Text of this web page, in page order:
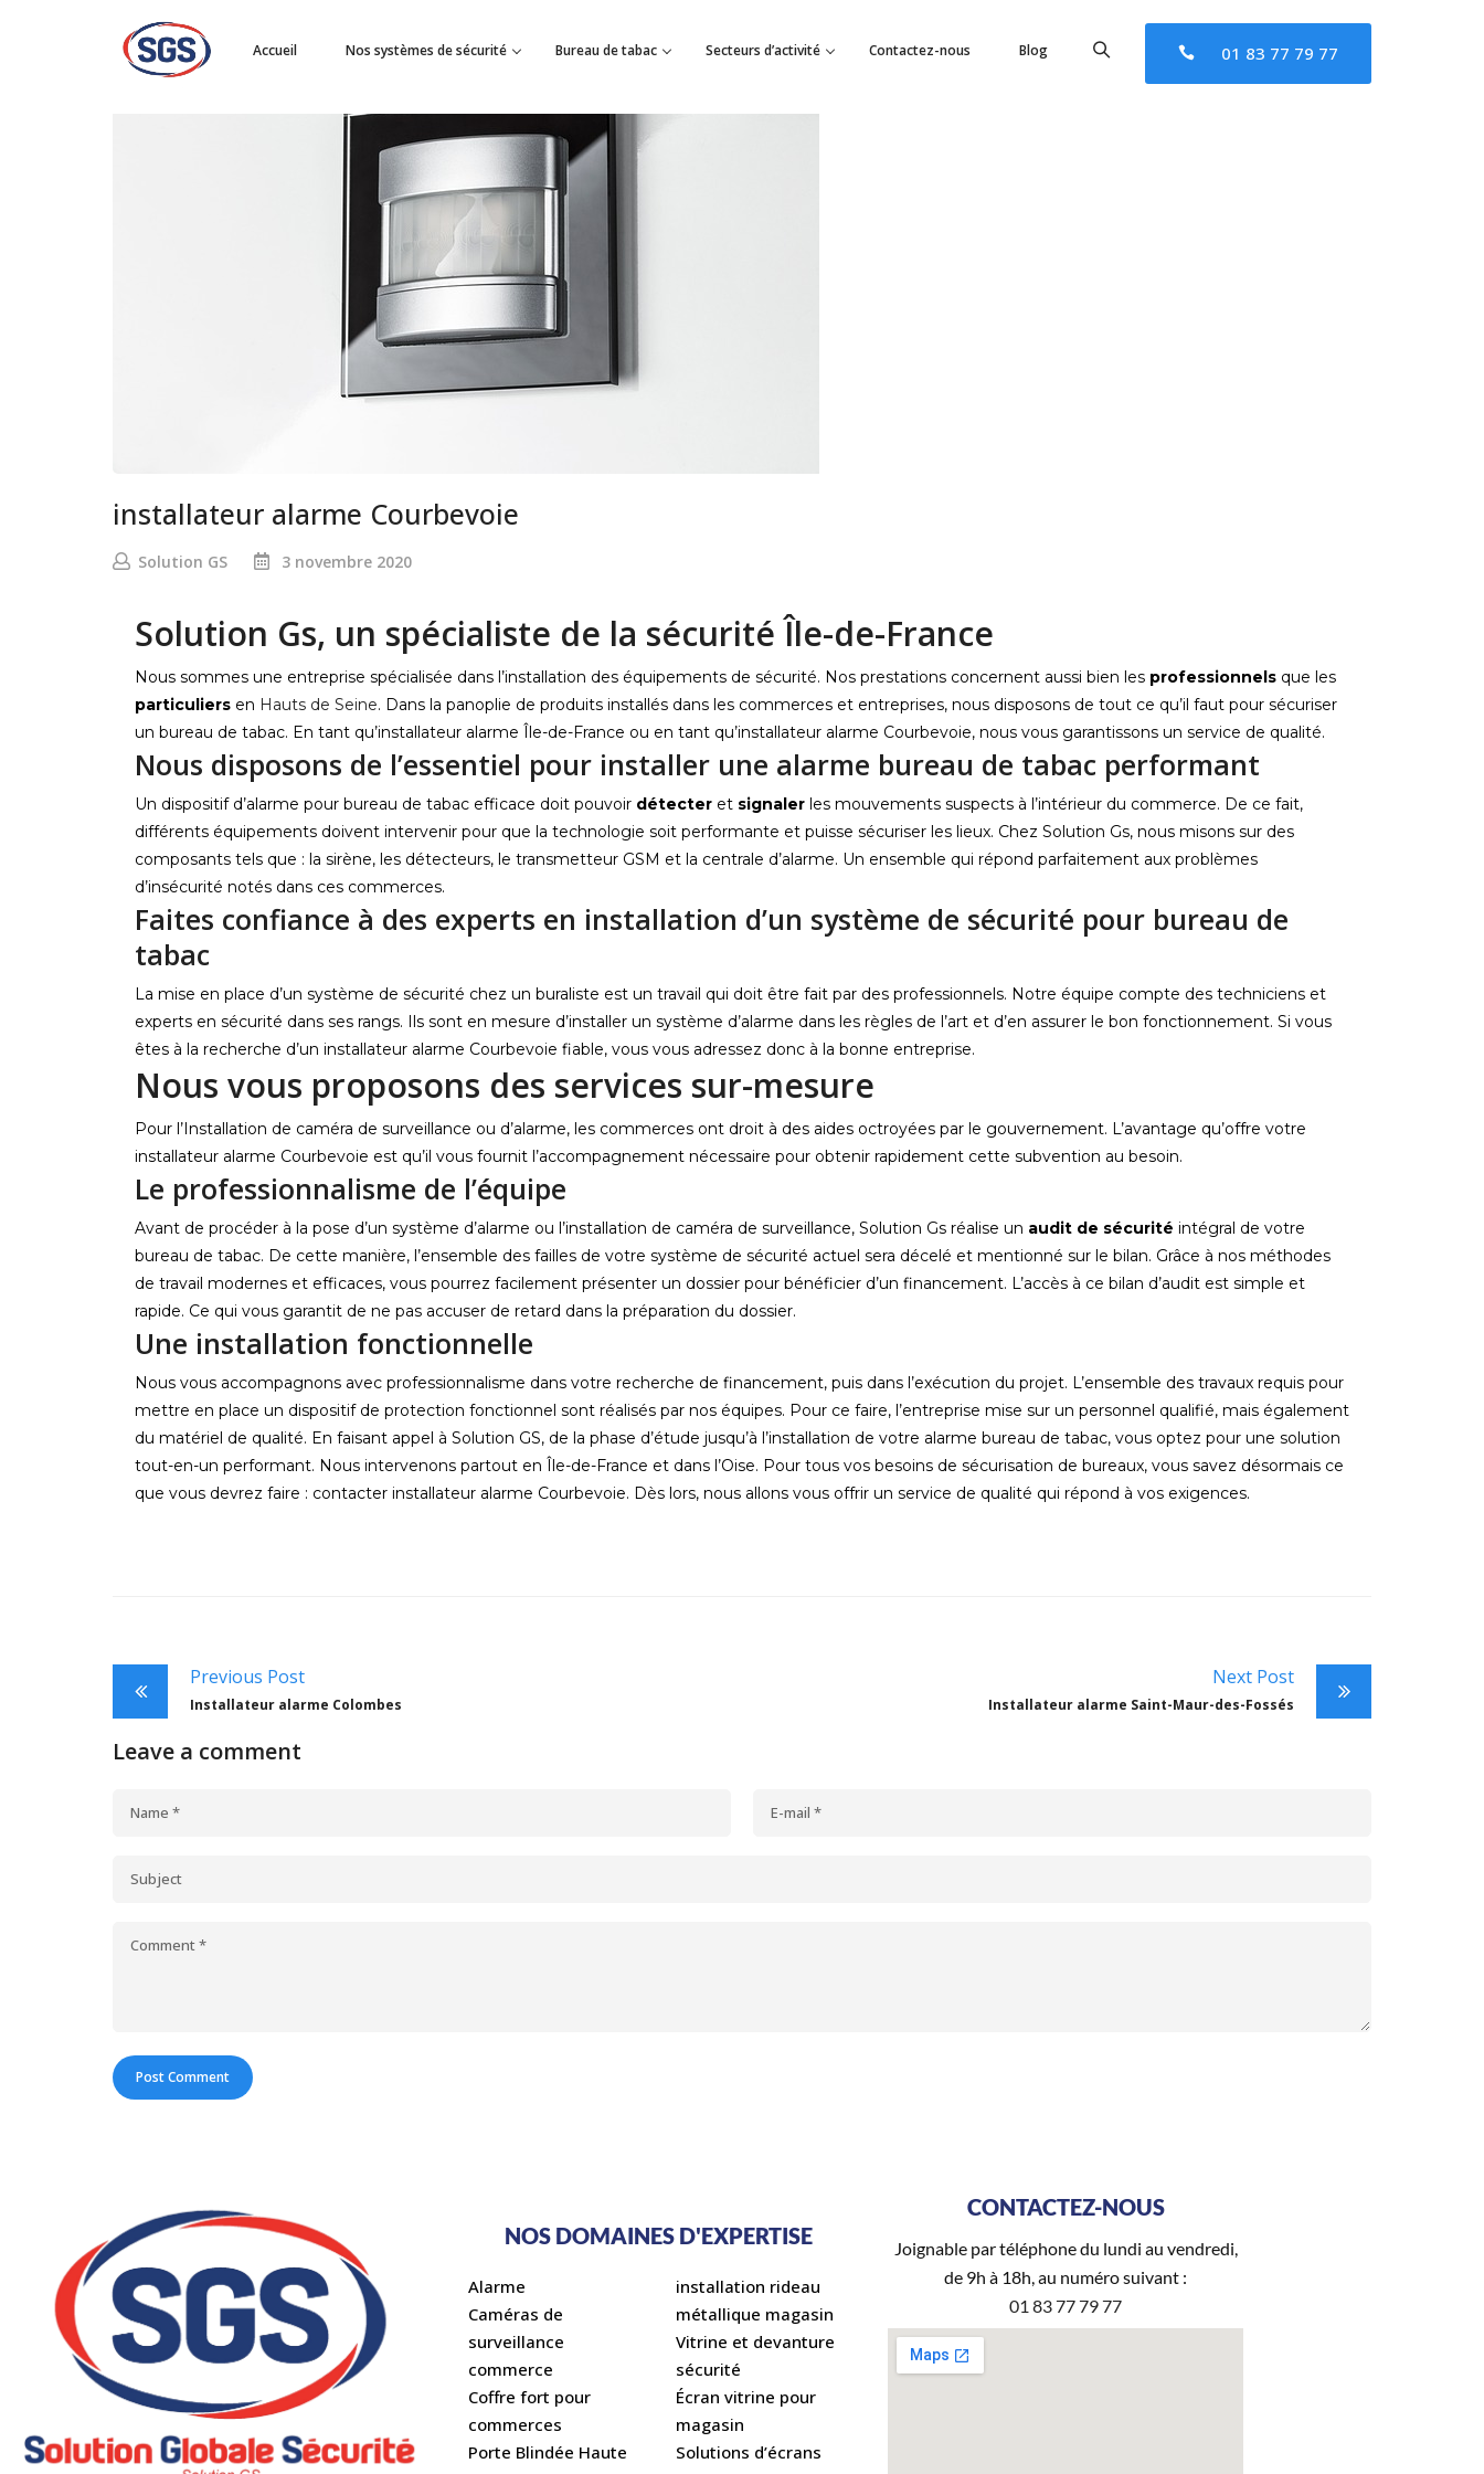
01 83 77 79 77
Accueil Nos systèmes de sécurité Bureau de tabac Secteurs d’activité Contactez-nous Blog
installateur alarme Courbevoie
Solution GS 3 novembre 2020
Solution Gs, un spécialiste de la sécurité Île-de-France
Nous sommes une entreprise spécialisée dans l’installation des équipements de sécurité. Nos prestations concernent aussi bien les professionnels que les
particuliers en Hauts de Seine. Dans la panoplie de produits installés dans les commerces et entreprises, nous disposons de tout ce qu’il faut pour sécuriser
un bureau de tabac. En tant qu’installateur alarme Île-de-France ou en tant qu’installateur alarme Courbevoie, nous vous garantissons un service de qualité.
Nous disposons de l’essentiel pour installer une alarme bureau de tabac performant
Un dispositif d’alarme pour bureau de tabac efficace doit pouvoir détecter et signaler les mouvements suspects à l’intérieur du commerce. De ce fait,
différents équipements doivent intervenir pour que la technologie soit performante et puisse sécuriser les lieux. Chez Solution Gs, nous misons sur des
composants tels que : la sirène, les détecteurs, le transmetteur GSM et la centrale d’alarme. Un ensemble qui répond parfaitement aux problèmes
d’insécurité notés dans ces commerces.
Faites confiance à des experts en installation d’un système de sécurité pour bureau de
tabac
La mise en place d’un système de sécurité chez un buraliste est un travail qui doit être fait par des professionnels. Notre équipe compte des techniciens et
experts en sécurité dans ses rangs. Ils sont en mesure d’installer un système d’alarme dans les règles de l’art et d’en assurer le bon fonctionnement. Si vous
êtes à la recherche d’un installateur alarme Courbevoie fiable, vous vous adressez donc à la bonne entreprise.
Nous vous proposons des services sur-mesure
Pour l’Installation de caméra de surveillance ou d’alarme, les commerces ont droit à des aides octroyées par le gouvernement. L’avantage qu’offre votre
installateur alarme Courbevoie est qu’il vous fournit l’accompagnement nécessaire pour obtenir rapidement cette subvention au besoin.
Le professionnalisme de l’équipe
Avant de procéder à la pose d’un système d’alarme ou l’installation de caméra de surveillance, Solution Gs réalise un audit de sécurité intégral de votre
bureau de tabac. De cette manière, l’ensemble des failles de votre système de sécurité actuel sera décelé et mentionné sur le bilan. Grâce à nos méthodes
de travail modernes et efficaces, vous pourrez facilement présenter un dossier pour bénéficier d’un financement. L’accès à ce bilan d’audit est simple et
rapide. Ce qui vous garantit de ne pas accuser de retard dans la préparation du dossier.
Une installation fonctionnelle
Nous vous accompagnons avec professionnalisme dans votre recherche de financement, puis dans l’exécution du projet. L’ensemble des travaux requis pour
mettre en place un dispositif de protection fonctionnel sont réalisés par nos équipes. Pour ce faire, l’entreprise mise sur un personnel qualifié, mais également
du matériel de qualité. En faisant appel à Solution GS, de la phase d’étude jusqu’à l’installation de votre alarme bureau de tabac, vous optez pour une solution
tout-en-un performant. Nous intervenons partout en Île-de-France et dans l’Oise. Pour tous vos besoins de sécurisation de bureaux, vous savez désormais ce
que vous devrez faire : contacter installateur alarme Courbevoie. Dès lors, nous allons vous offrir un service de qualité qui répond à vos exigences.
Previous Post
Installateur alarme Colombes
Next Post
Installateur alarme Saint-Maur-des-Fossés
Leave a comment
NOS DOMAINES D'EXPERTISE
Alarme
Caméras de
surveillance
commerce
Coffre fort pour
commerces
Porte Blindée Haute
installation rideau
métallique magasin
Vitrine et devanture
sécurité
Écran vitrine pour
magasin
Solutions d’écrans
CONTACTEZ-NOUS
Joignable par téléphone du lundi au vendredi,
de 9h à 18h, au numéro suivant :
01 83 77 79 77